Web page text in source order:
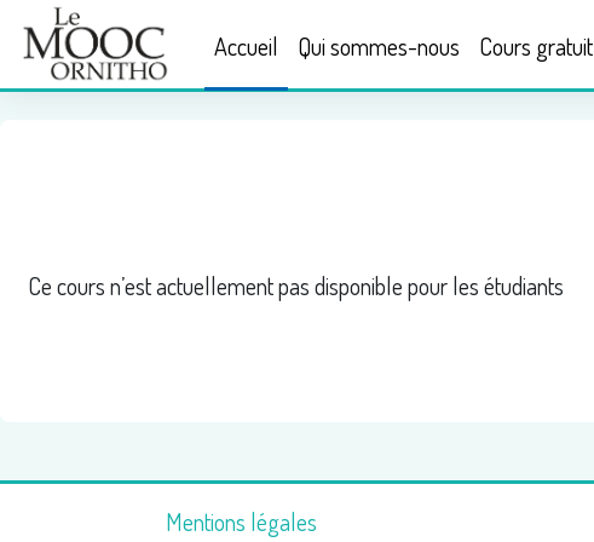
Passer au contenu principal
Accueil
Qui sommes-nous Cours gratuit
Ce cours n’est actuellement pas disponible pour les étudiants
Mentions légales